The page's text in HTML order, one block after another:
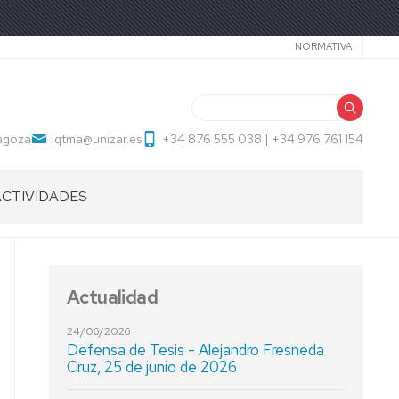
NORMATIVA
iqtma@unizar.es +34 876 555 038 | +34 976 761 154
Actualidad
24/06/2026
Defensa de Tesis - Alejandro Fresneda
Cruz, 25 de junio de 2026